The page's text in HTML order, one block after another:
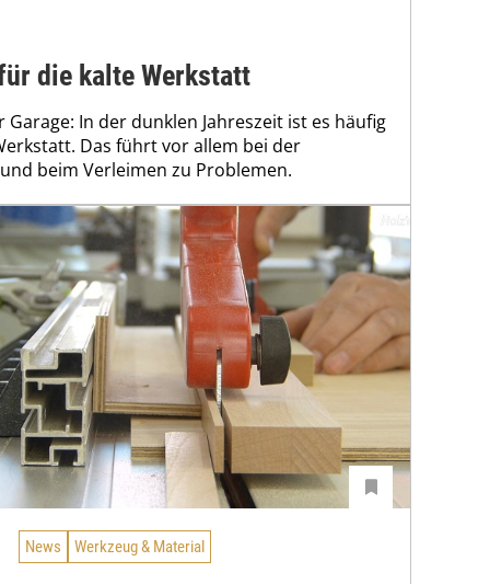
die kalte Werkstatt
Garage: In der dunklen Jahreszeit ist es häufig
Das führt vor allem bei der
beim Verleimen zu Problemen.
News Werkzeug & Material